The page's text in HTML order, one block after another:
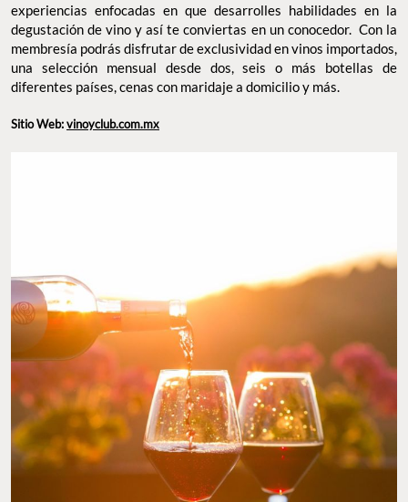
experiencias enfocadas en que desarrolles habilidades en la
degustación de vino y así te conviertas en un conocedor. Con la
membresía podrás disfrutar de exclusividad en vinos importados,
una selección mensual desde dos, seis o más botellas de
diferentes países, cenas con maridaje a domicilio y más.
Sitio Web:vinoyclub.com.mx